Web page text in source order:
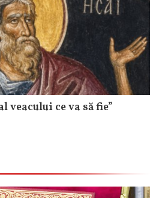
veacului ce va să fie”